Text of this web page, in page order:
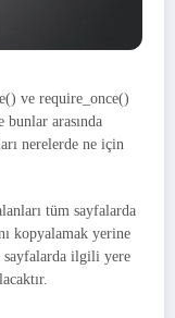
ve require_once()
bunlar arasında
nerelerde ne için
tüm sayfalarda
kopyalamak yerine
ilgili yere